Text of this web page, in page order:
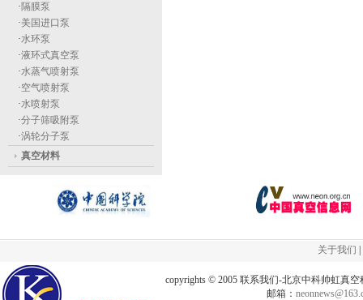
· 隔膜泵
·美国进口泵
·水环泵
·液环式真空泵
·水蒸气喷射泵
·空气喷射泵
·水喷射泵
·分子筛吸附泵
·涡轮分子泵
真空材料
关于我们
copyrights © 2005 联系我们-北京中科帅虹真
邮箱：